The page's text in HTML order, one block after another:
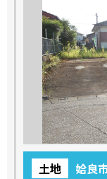
土地
姶良